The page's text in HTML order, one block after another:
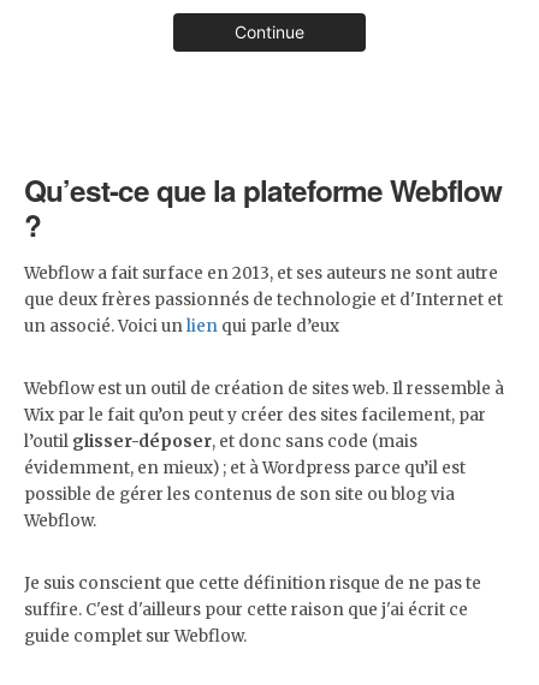
Qu’est-ce que la plateforme Webflow
?
Webflow a fait surface en 2013, et ses auteurs ne sont autre
que deux frères passionnés de technologie et d'Internet et
un associé. Voici unlien qui parle d’eux
Webflow est un outil de création de sites web. Il ressemble à
Wix par le fait qu’on peut y créer des sites facilement, par
l’outil glisser-déposer, et donc sans code (mais
évidemment, en mieux) ; et à Wordpress parce qu’il est
possible de gérer les contenus de son site ou blog via
Webflow.
Je suis conscient que cette définition risque de ne pas te
suffire. C'est d'ailleurs pour cette raison que j'ai écrit ce
guide complet sur Webflow.